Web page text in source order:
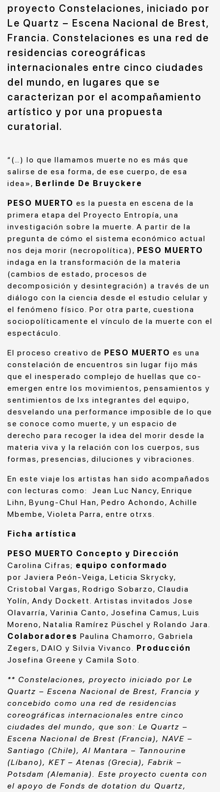
proyecto Constelaciones, iniciado por
Le Quartz – Escena Nacional de Brest,
Francia. Constelaciones es una red de
residencias coreográficas
internacionales entre cinco ciudades
del mundo, en lugares que se
caracterizan por el acompañamiento
artístico y por una propuesta
curatorial.
“(…) lo que llamamos muerte no es más que
salirse de esa forma, de ese cuerpo, de esa
idea», Berlinde De Bruyckere
PESO MUERTO es la puesta en escena de la
primera etapa del Proyecto Entropía, una
investigación sobre la muerte. A partir de la
pregunta de cómo el sistema económico actual
nos deja morir (necropolítica), PESO MUERTO
indaga en la transformación de la materia
(cambios de estado, procesos de
decomposición y desintegración) a través de un
diálogo con la ciencia desde el estudio celular y
el fenómeno físico. Por otra parte, cuestiona
sociopolíticamente el vínculo de la muerte con el
espectáculo.
El proceso creativo de PESO MUERTO es una
constelación de encuentros sin lugar fijo más
que el inesperado complejo de huellas que co-
emergen entre los movimientos, pensamientos y
sentimientos de lxs integrantes del equipo,
desvelando una performance imposible de lo que
se conoce como muerte, y un espacio de
derecho para recoger la idea del morir desde la
materia viva y la relación con los cuerpos, sus
formas, presencias, diluciones y vibraciones.
En este viaje los artistas han sido acompañados
con lecturas como: Jean Luc Nancy, Enrique
Lihn, Byung-Chul Han, Pedro Achondo, Achille
Mbembe, Violeta Parra, entre otrxs.
Ficha artística
PESO MUERTO Concepto y Dirección
Carolina Cifras; equipo conformado
por Javiera Peón-Veiga, Leticia Skrycky,
Cristobal Vargas, Rodrigo Sobarzo, Claudia
Yolín, Andy Dockett. Artistas invitados Jose
Olavarría, Varinia Canto, Josefina Camus, Luis
Moreno, Natalia Ramírez Püschel y Rolando Jara.
Colaboradores Paulina Chamorro, Gabriela
Zegers, DAIO y Silvia Vivanco. Producción
Josefina Greene y Camila Soto.
** Constelaciones, proyecto iniciado por Le
Quartz – Escena Nacional de Brest, Francia y
concebido como una red de residencias
coreográficas internacionales entre cinco
ciudades del mundo, que son: Le Quartz –
Escena Nacional de Brest (Francia), NAVE –
Santiago (Chile), Al Mantara – Tannourine
(Líbano), KET – Atenas (Grecia), Fabrik –
Potsdam (Alemania). Este proyecto cuenta con
el apoyo de Fonds de dotation du Quartz,